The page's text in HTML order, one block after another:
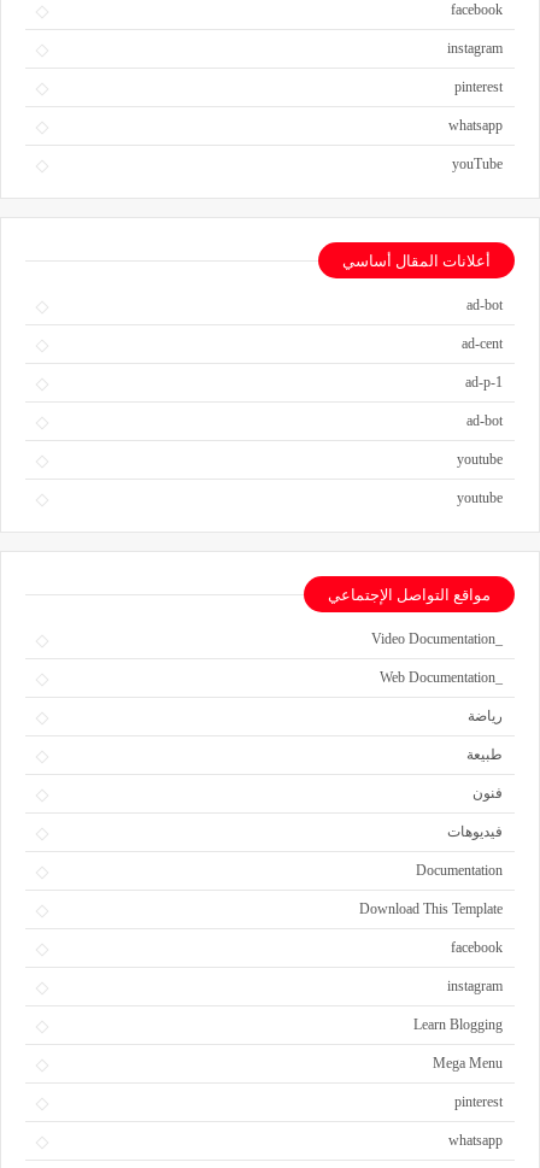
facebook
instagram
pinterest
whatsapp
youTube
أعلانات المقال أساسي
ad-bot
ad-cent
ad-p-1
ad-bot
youtube
youtube
مواقع التواصل الإجتماعي
رياضة
طبيعة
فنون
فيديوهات
Documentation
Download This Template
facebook
instagram
Learn Blogging
Mega Menu
pinterest
whatsapp